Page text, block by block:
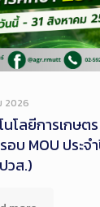
2026
นโลยีการเกษ
อบ MOU ประ
วส.)